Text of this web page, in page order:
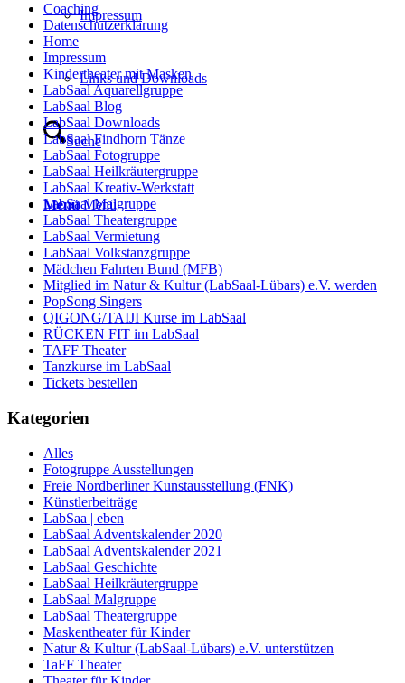
Impressum
Links und Downloads
Suche
Menü Menü
Coaching
Datenschutzerklärung
Home
Impressum
Kindertheater mit Masken
LabSaal Aquarellgruppe
LabSaal Blog
LabSaal Downloads
LabSaal Findhorn Tänze
LabSaal Fotogruppe
LabSaal Heilkräutergruppe
LabSaal Kreativ-Werkstatt
LabSaal Malgruppe
LabSaal Theatergruppe
LabSaal Vermietung
LabSaal Volkstanzgruppe
Mädchen Fahrten Bund (MFB)
Mitglied im Natur & Kultur (LabSaal-Lübars) e.V. werden
PopSong Singers
QIGONG/TAIJI Kurse im LabSaal
RÜCKEN FIT im LabSaal
TAFF Theater
Tanzkurse im LabSaal
Tickets bestellen
Kategorien
Alles
Fotogruppe Ausstellungen
Freie Nordberliner Kunstausstellung (FNK)
Künstlerbeiträge
LabSaa | eben
LabSaal Adventskalender 2020
LabSaal Adventskalender 2021
LabSaal Geschichte
LabSaal Heilkräutergruppe
LabSaal Malgruppe
LabSaal Theatergruppe
Maskentheater für Kinder
Natur & Kultur (LabSaal-Lübars) e.V. unterstützen
TaFF Theater